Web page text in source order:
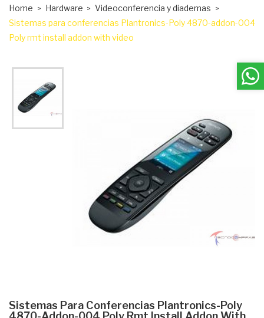
Home Hardware
Videoconferencia y diademas
Sistemas para conferencias Plantronics-Poly 4870-addon-004
Poly rmt install addon with video
Sistemas Para Conferencias Plantronics-Poly